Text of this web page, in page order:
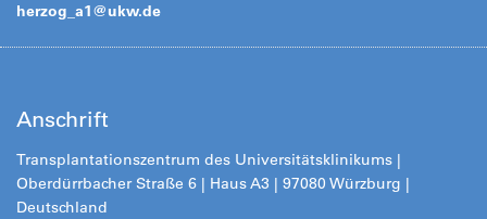
herzog_a1@ukw.de
Anschrift
Transplantationszentrum des Universitätsklinikums |
Oberdürrbacher Straße 6 | Haus A3 | 97080 Würzburg |
Deutschland